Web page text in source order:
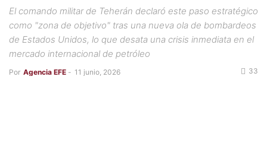
El comando militar de Teherán declaró este paso estratégico
como "zona de objetivo" tras una nueva ola de bombardeos
de Estados Unidos, lo que desata una crisis inmediata en el
mercado internacional de petróleo
Por Agencia EFE - 11 junio, 2026 33